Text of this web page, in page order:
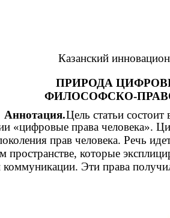
Казанский
ПРИРОДА
ФИЛОСОФСКО-
Аннотация.Цель статьи
«цифровые права человека».
прав человека. Речь
пространстве, которые
коммуникации. Эти права